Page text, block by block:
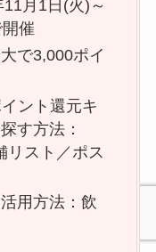
月1日(火)～
催
で3,000ポイ
ント還元キ
す方法：
リスト／ポス
用方法：飲